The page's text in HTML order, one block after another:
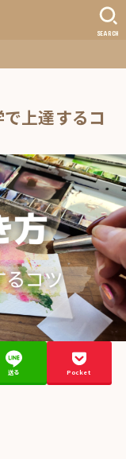
SEARCH
上達するコ
送る Pocket